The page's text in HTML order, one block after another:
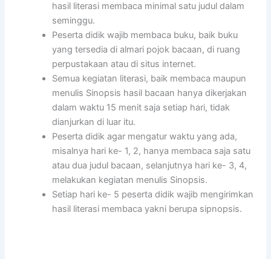
hasil literasi membaca minimal satu judul dalam
seminggu.
Peserta didik wajib membaca buku, baik buku
yang tersedia di almari pojok bacaan, di ruang
perpustakaan atau di situs internet.
Semua kegiatan literasi, baik membaca maupun
menulis Sinopsis hasil bacaan hanya dikerjakan
dalam waktu 15 menit saja setiap hari, tidak
dianjurkan di luar itu.
Peserta didik agar mengatur waktu yang ada,
misalnya hari ke- 1, 2, hanya membaca saja satu
atau dua judul bacaan, selanjutnya hari ke- 3, 4,
melakukan kegiatan menulis Sinopsis.
Setiap hari ke- 5 peserta didik wajib mengirimkan
hasil literasi membaca yakni berupa sipnopsis.